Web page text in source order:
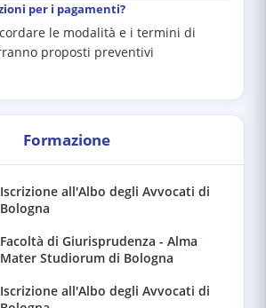
per i pagamenti?
le modalità e i termini di
proposti preventivi
Formazione
Iscrizione all'Albo degli Avvocati di
Bologna
Facoltà di Giurisprudenza - Alma
Mater Studiorum di Bologna
Iscrizione all'Albo degli Avvocati di